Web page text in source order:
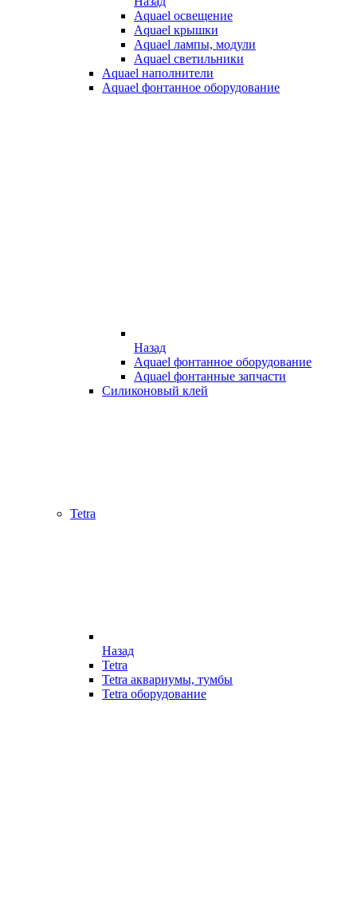
Aquael освещение
Aquael крышки
Aquael лампы, модули
Aquael светильники
Aquael наполнители
Aquael фонтанное оборудование
Назад
Aquael фонтанное оборудование
Aquael фонтанные запчасти
Силиконовый клей
Tetra
Назад
Tetra
Tetra аквариумы, тумбы
Tetra оборудование